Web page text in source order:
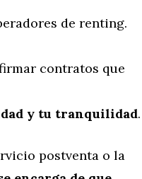
de renting.
contratos que
y tu tranquilidad.
postventa o la